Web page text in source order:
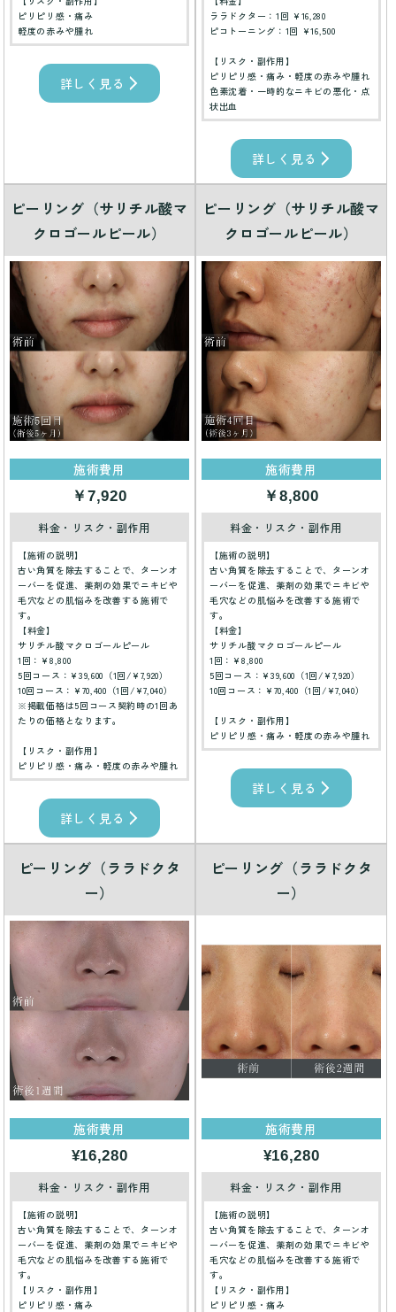
ピリピリ感・痛み
軽度の赤みや腫れ
詳しく見る
ララドクター：1回 ¥16,280
ピコトーニング：1回 ¥16,500
【リスク・副作用】
ピリピリ感・痛み・軽度の赤みや腫れ
色素沈着・一時的なニキビの悪化・点
状出血
詳しく見る
ピーリング（サリチル酸マ
クロゴールピール）
施術費用
￥7,920
料金・リスク・副作用
【施術の説明】
古い角質を除去することで、ターンオ
ーバーを促進、薬剤の効果でニキビや
毛穴などの肌悩みを改善する施術で
す。
【料金】
サリチル酸マクロゴールピール
1回：¥8,800
5回コース：¥39,600（1回/¥7,920）
10回コース：¥70,400（1回/¥7,040）
※掲載価格は5回コース契約時の1回あ
たりの価格となります。
【リスク・副作用】
ピリピリ感・痛み・軽度の赤みや腫れ
詳しく見る
ピーリング（サリチル酸マ
クロゴールピール）
施術費用
￥8,800
料金・リスク・副作用
【施術の説明】
古い角質を除去することで、ターンオ
ーバーを促進、薬剤の効果でニキビや
毛穴などの肌悩みを改善する施術で
す。
【料金】
サリチル酸マクロゴールピール
1回：¥8,800
5回コース：¥39,600（1回/¥7,920）
10回コース：¥70,400（1回/¥7,040）
【リスク・副作用】
ピリピリ感・痛み・軽度の赤みや腫れ
詳しく見る
ピーリング（ララドクタ
ー）
施術費用
¥16,280
料金・リスク・副作用
【施術の説明】
古い角質を除去することで、ターンオ
ーバーを促進、薬剤の効果でニキビや
毛穴などの肌悩みを改善する施術で
す。
【リスク・副作用】
ピリピリ感・痛み
ピーリング（ララドクタ
ー）
施術費用
¥16,280
料金・リスク・副作用
【施術の説明】
古い角質を除去することで、ターンオ
ーバーを促進、薬剤の効果でニキビや
毛穴などの肌悩みを改善する施術で
す。
【リスク・副作用】
ピリピリ感・痛み